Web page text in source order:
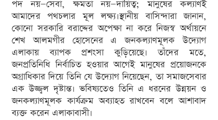
পদ নয়—সেবা, ক্ষমতা নয়—দায়িত্ব; মানুষের কল্যাণই
আমাদের পথচলার মূল লক্ষ্য।স্থানীয় বাসিন্দারা জানান,
কোনো সরকারি বরাদ্দের অপেক্ষা না করে নিজস্ব অর্থায়নে
শেখ আলমগীর হোসেনের এ জনকল্যাণমূলক উদ্যোগ
এলাকায় ব্যাপক প্রশংসা কুড়িয়েছে। তাঁদের মতে,
জনপ্রতিনিধি নির্বাচিত হওয়ার আগেই মানুষের প্রয়োজনকে
অগ্রাধিকার দিয়ে তিনি যে উদ্যোগ নিয়েছেন, তা সমাজসেবার
এক উজ্জ্বল দৃষ্টান্ত। ভবিষ্যতেও তিনি এ ধরনের উন্নয়ন ও
জনকল্যাণমূলক কার্যক্রম অব্যাহত রাখবেন বলে আশাবাদ
ব্যক্ত করেন এলাকাবাসী।